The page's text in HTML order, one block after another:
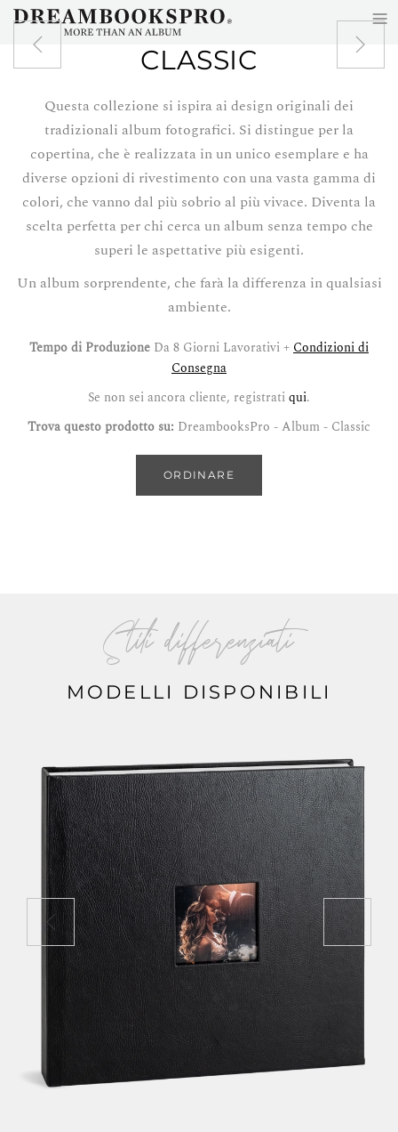
Skip to main contentCLASSIC
Questa collezione si ispira ai design originali dei
tradizionali album fotografici. Si distingue per la
copertina, che è realizzata in un unico esemplare e ha
diverse opzioni di rivestimento con una vasta gamma di
colori, che vanno dal più sobrio al più vivace. Diventa la
scelta perfetta per chi cerca un album senza tempo che
superi le aspettative più esigenti.
Un album sorprendente, che farà la differenza in qualsiasi
ambiente.
Tempo di Produzione Da 8 Giorni Lavorativi + Condizioni di
Consegna
Se non sei ancora cliente, registratiqui.
Trova questo prodotto su: DreambooksPro - Album - Classic
ORDINARE
Stili differenziati
MODELLI DISPONIBILI
≡